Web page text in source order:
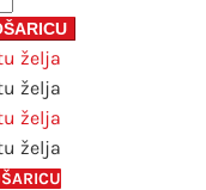
želja
želja
želja
želja